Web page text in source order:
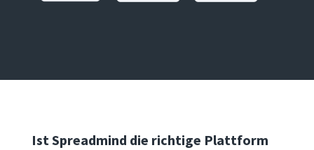
Ist Spreadmind die richtige Plattform